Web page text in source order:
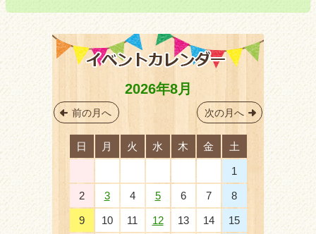
前の月へ 次の月へ
2026年8月
日 月 火 水 木 金 土
1
2 3 4 5 6 7 8
9 10 11 12 13 14 15